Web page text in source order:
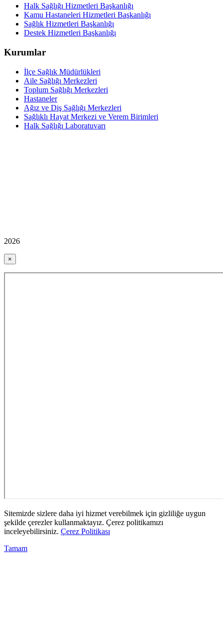
Halk Sağlığı Hizmetleri Başkanlığı
Kamu Hastaneleri Hizmetleri Başkanlığı
Sağlık Hizmetleri Başkanlığı
Destek Hizmetleri Başkanlığı
Kurumlar
İlçe Sağlık Müdürlükleri
Aile Sağlığı Merkezleri
Toplum Sağlığı Merkezleri
Hastaneler
Ağız ve Diş Sağlığı Merkezleri
Sağlıklı Hayat Merkezi ve Verem Birimleri
Halk Sağlığı Laboratuvarı
2026
×
Sitemizde sizlere daha iyi hizmet verebilmek için gizliliğe uygun
şekilde çerezler kullanmaktayız. Çerez politikamızı
inceleyebilirsiniz. Çerez Politikası
Tamam